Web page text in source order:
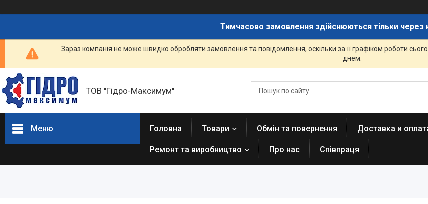
Тимчасово замовлення здійснюються тільки через
Зараз компанія не може швидко обробляти замовлення та повідомлення, оскільки за її графіком роботи
днем.
ТОВ "Гідро-Максимум"
Меню Головна Товари Обмін та повернення Доставка и
Ремонт та виробництво Про нас Співпраця